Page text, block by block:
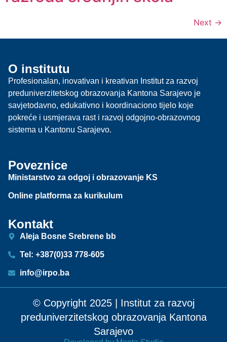
Next →
O institutu
Profesionalan, inovativan i kreativan Institut za razvoj
preduniverzitetskog obrazovanja Kantona Sarajevo je
savjetodavno, edukativno i koordinaciono tijelo koje
pokreće i usmjerava rast i razvoj odgojno-obrazovnog
sistema u Kantonu Sarajevo.
Poveznice
Ministarstvo za odgoj i obrazovanje KS
Online platforma za kurikulum
Kontakt
Aleja Bosne Srebrene bb
Tel: +387(0)33 778-605
info@irpo.ba
© Copyright 2025 | Institut za razvoj
preduniverzitetskog obrazovanja Kantona
Sarajevo